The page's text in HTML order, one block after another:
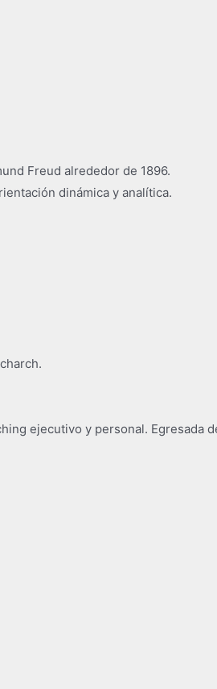
Freud alrededor de 1896.
dinámica y analítica.
ejecutivo y personal. Egresada